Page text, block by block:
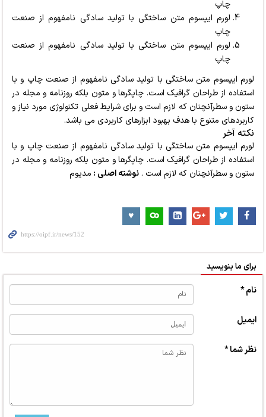
چاپ
لورم ایپسوم متن ساختگی با تولید سادگی نامفهوم از صنعت
چاپ
لورم ایپسوم متن ساختگی با تولید سادگی نامفهوم از صنعت
چاپ
لورم ایپسوم متن ساختگی با تولید سادگی نامفهوم از صنعت چاپ و با
استفاده از طراحان گرافیک است. چاپگرها و متون بلکه روزنامه و مجله در
ستون و سطرآنچنان که لازم است و برای شرایط فعلی تکنولوژی مورد نیاز و
کاربردهای متنوع با هدف بهبود ابزارهای کاربردی می باشد.
نکته آخر
لورم ایپسوم متن ساختگی با تولید سادگی نامفهوم از صنعت چاپ و با
استفاده از طراحان گرافیک است. چاپگرها و متون بلکه روزنامه و مجله در
ستون و سطرآنچنان که لازم است .نوشته اصلی : مدیوم
برای ما بنویسید
نام *
ایمیل
نظر شما *